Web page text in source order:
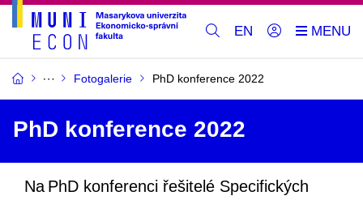
EN
Fotogalerie PhD konference 2022
PhD konference 2022
Na PhD konferenci řešitelé Specifických